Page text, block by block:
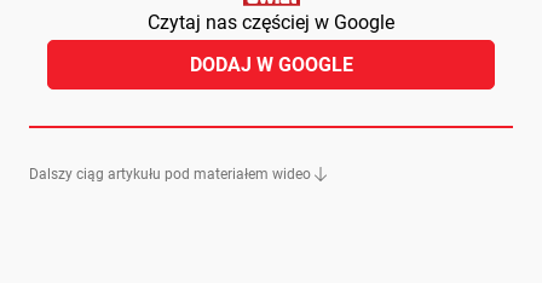
Czytaj nas częściej w Google
DODAJ W GOOGLE
Dalszy ciąg artykułu pod materiałem wideo